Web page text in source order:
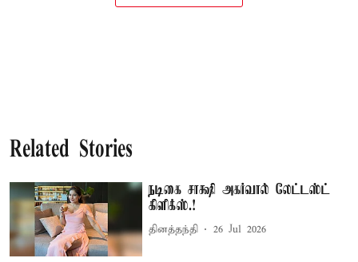
Related Stories
நடிகை சாக்ஷி அகர்வால் லேட்டஸ்ட்
கிளிக்ஸ்.!
தினத்தந்தி 26 Jul 2026